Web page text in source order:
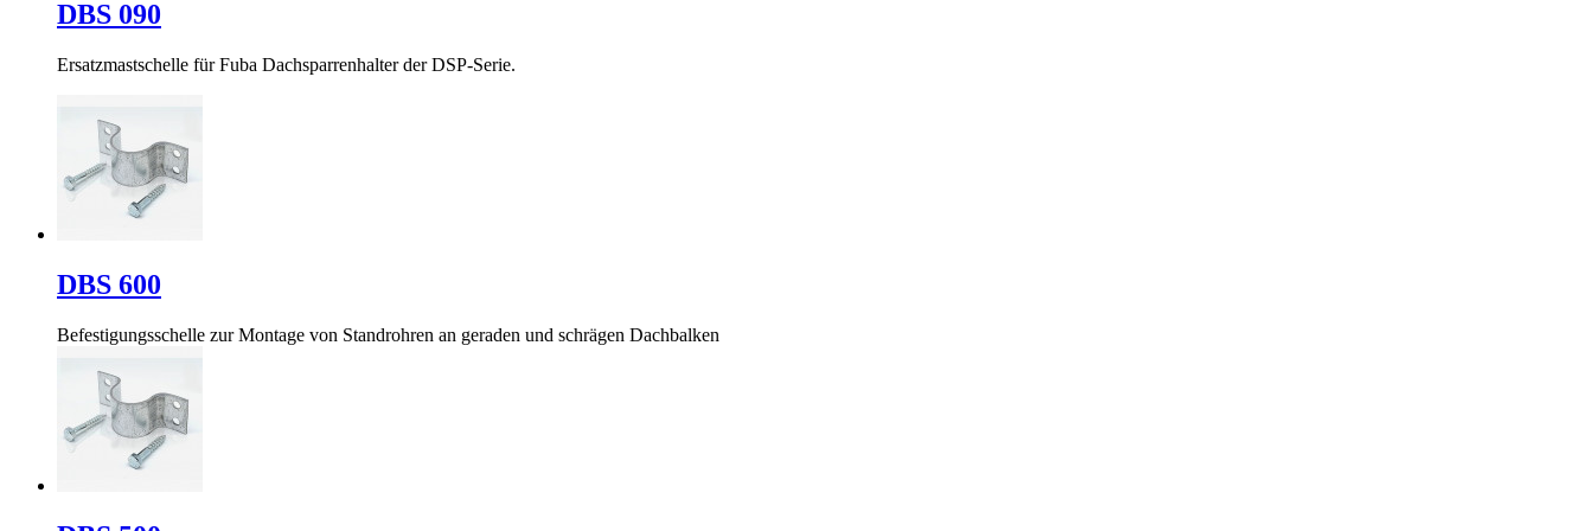
DBS 090
Ersatzmastschelle für Fuba Dachsparrenhalter der DSP-Serie.
DBS 600
Befestigungsschelle zur Montage von Standrohren an geraden und schrägen Dachbalken